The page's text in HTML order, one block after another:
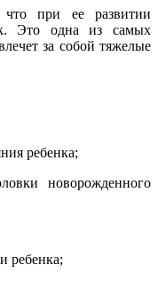
что при ее развитии
Это одна из самых
за собой тяжелые
ребенка;
новорожденного
ребенка;